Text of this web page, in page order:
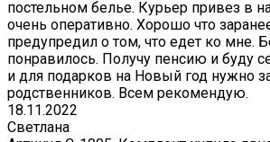
постельном белье. Курьер привез в
очень оперативно. Хорошо что
предупредил о том, что едет ко мне.
понравилось. Получу пенсию и буду
и для подарков на Новый год нужно
родственников. Всем рекомендую.
18.11.2022
Светлана